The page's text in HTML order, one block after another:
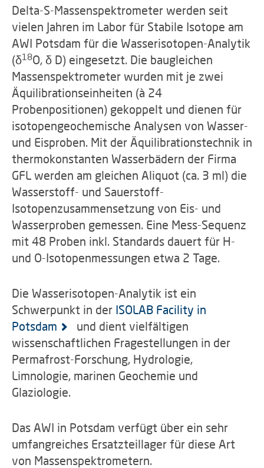
Delta-S-Massenspektrometer werden seit
vielen Jahren im Labor für Stabile Isotope am
AWI Potsdam für die Wasserisotopen-Analytik
(δ18O, δ D) eingesetzt. Die baugleichen
Massenspektrometer wurden mit je zwei
Äquilibrationseinheiten (à 24
Probenpositionen) gekoppelt und dienen für
isotopengeochemische Analysen von Wasser-
und Eisproben. Mit der Äquilibrationstechnik in
thermokonstanten Wasserbädern der Firma
GFL werden am gleichen Aliquot (ca. 3 ml) die
Wasserstoff- und Sauerstoff-
Isotopenzusammensetzung von Eis- und
Wasserproben gemessen. Eine Mess-Sequenz
mit 48 Proben inkl. Standards dauert für H-
und O-Isotopenmessungen etwa 2 Tage.
Die Wasserisotopen-Analytik ist ein
Schwerpunkt in der ISOLAB Facility in
Potsdam
und dient vielfältigen
wissenschaftlichen Fragestellungen in der
Permafrost-Forschung, Hydrologie,
Limnologie, marinen Geochemie und
Glaziologie.
Das AWI in Potsdam verfügt über ein sehr
umfangreiches Ersatzteillager für diese Art
von Massenspektrometern.